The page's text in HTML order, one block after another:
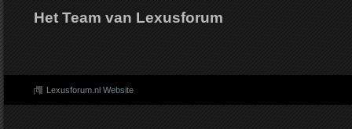
Het Team van Lexusforum
Lexusforum.nl Website